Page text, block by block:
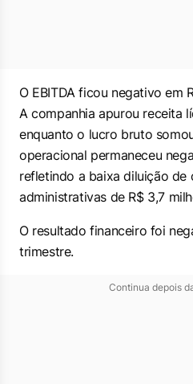
O EBITDA ficou negativo em
A companhia apurou receita
enquanto o lucro bruto
operacional permaneceu
refletindo a baixa diluição de
administrativas de R$ 3,7
O resultado financeiro foi
trimestre.
Continua depois